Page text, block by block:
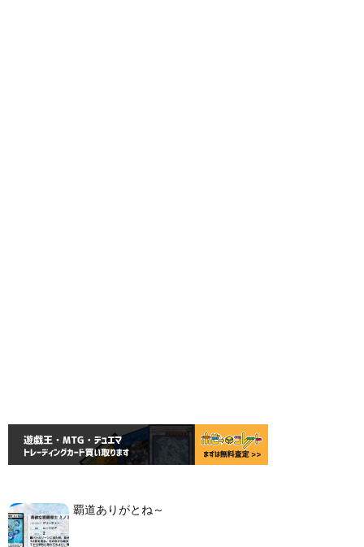
覇道ありがとね～